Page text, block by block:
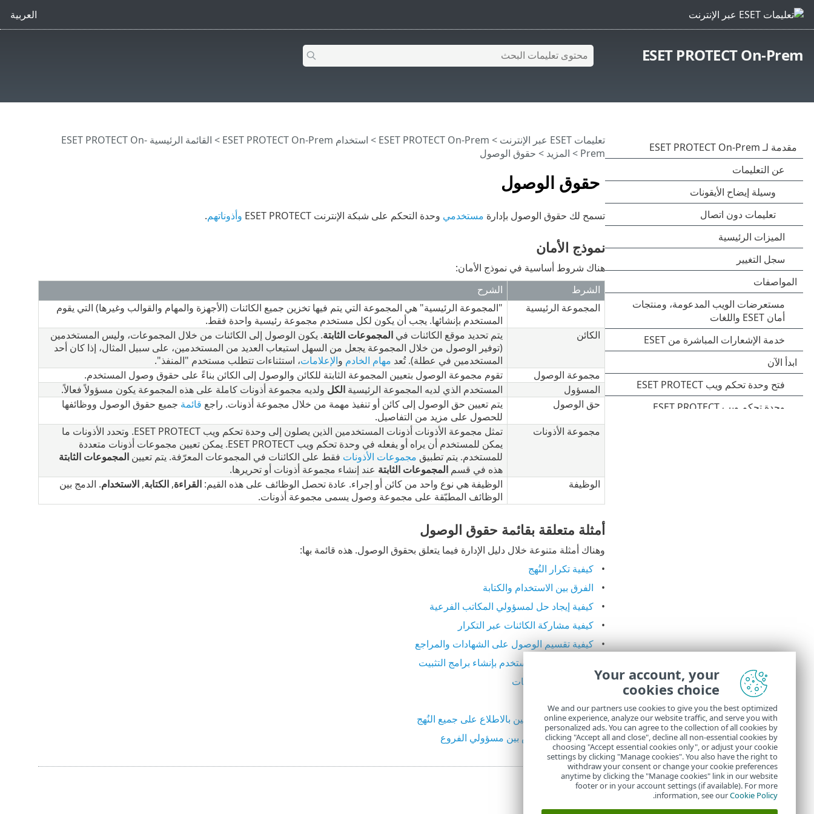
العربية
ESET PROTECT On-Prem
حقوق الوصول
تعليمات ESET عبر الإنترنت >
ESET PROTECT On-Prem
> استخدام ‎ESET PROTECT On-Prem >
القائمة الرئيسية ESET PROTECT On-
Prem
> المزيد > حقوق الوصول
تسمح لك حقوق الوصول بإدارة مستخدمي وحدة التحكم على شبكة الإنترنت ESET PROTECT وأذوناتهم.
نموذج الأمان
هناك شروط أساسية في نموذج الأمان:
الشرط
الشرح
المجموعة الرئيسية
"المجموعة الرئيسية" هي المجموعة التي يتم فيها تخزين جميع الكائنات (الأجهزة والمهام والقوالب وغيرها) التي يقوم
المستخدم بإنشائها. يجب أن يكون لكل مستخدم مجموعة رئيسية واحدة فقط.
الكائن
يتم تحديد موقع الكائنات في المجموعات الثابتة. يكون الوصول إلى الكائنات من خلال المجموعات، وليس المستخدمين
(توفير الوصول من خلال المجموعة يجعل من السهل استيعاب العديد من المستخدمين، على سبيل المثال، إذا كان أحد
المستخدمين في عطلة). تُعد مهام الخادم والإعلامات، استثناءات تتطلب مستخدم "المنفذ".
مجموعة الوصول
تقوم مجموعة الوصول بتعيين المجموعة الثابتة للكائن والوصول إلى الكائن بناءً على حقوق وصول المستخدم.
المسؤول
المستخدم الذي لديه المجموعة الرئيسية الكل ولديه مجموعة أذونات كاملة على هذه المجموعة يكون مسؤولاً فعالاً.
حق الوصول
يتم تعيين حق الوصول إلى كائن أو تنفيذ مهمة من خلال مجموعة أذونات. راجع قائمة جميع حقوق الوصول ووظائفها
للحصول على مزيد من التفاصيل.
مجموعة الأذونات
تمثل مجموعة الأذونات أذونات المستخدمين الذين يصلون إلى وحدة تحكم ويب ESET PROTECT. وتحدد الأذونات ما
يمكن للمستخدم أن يراه أو يفعله في وحدة تحكم ويب ESET PROTECT. يمكن تعيين مجموعات أذونات متعددة
للمستخدم. يتم تطبيق مجموعات الأذونات فقط على الكائنات في المجموعات المعرّفة. يتم تعيين المجموعات الثابتة
هذه في قسم المجموعات الثابتة عند إنشاء مجموعة أذونات أو تحريرها.
الوظيفة
الوظيفة هي نوع واحد من كائن أو إجراء. عادة تحصل الوظائف على هذه القيم: القراءة, الكتابة, الاستخدام. الدمج بين
الوظائف المطبّقة على مجموعة وصول يسمى مجموعة أذونات.
أمثلة متعلقة بقائمة حقوق الوصول
وهناك أمثلة متنوعة خلال دليل الإدارة فيما يتعلق بحقوق الوصول. هذه قائمة بها:
كيفية تكرار النُهج
الفرق بين الاستخدام والكتابة
كيفية إيجاد حل لمسؤولي المكاتب الفرعية
كيفية مشاركة الكائنات عبر التكرار
كيفية تقسيم الوصول على الشهادات والمراجع
كيفية السماح للمستخدم بإنشاء برامج التثبيت
كيفية إزالة الإعلامات
السماح للمستخدمين بالاطلاع على جميع النُهج
مشاركة التراخيص بين مسؤولي الفروع
Your account, your
cookies choice
We and our partners use cookies to give you the best optimized
online experience, analyze our website traffic, and serve you with
personalized ads. You can agree to the collection of all cookies by
clicking "Accept all and close", decline all non-essential cookies by
choosing "Accept essential cookies only", or adjust your cookie
settings by clicking "Manage cookies". You also have the right to
withdraw your consent or change your cookie preferences
anytime by clicking the "Manage cookies" link in our website
footer or in your account settings (if available). For more
information, see ourCookie Policy
.